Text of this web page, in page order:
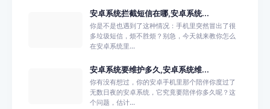
安卓系统拦截短信在哪,安卓系统...
你是不是也遇到了这种情况：手机里突然冒出了很
多垃圾短信，烦不胜烦？别急，今天就来教你怎么
在安卓系统里...
安卓系统要维护多久,安卓系统维...
你有没有想过，你的安卓手机里那个陪伴你度过了
无数日夜的安卓系统，它究竟要陪伴你多久呢？这
个问题，估计...